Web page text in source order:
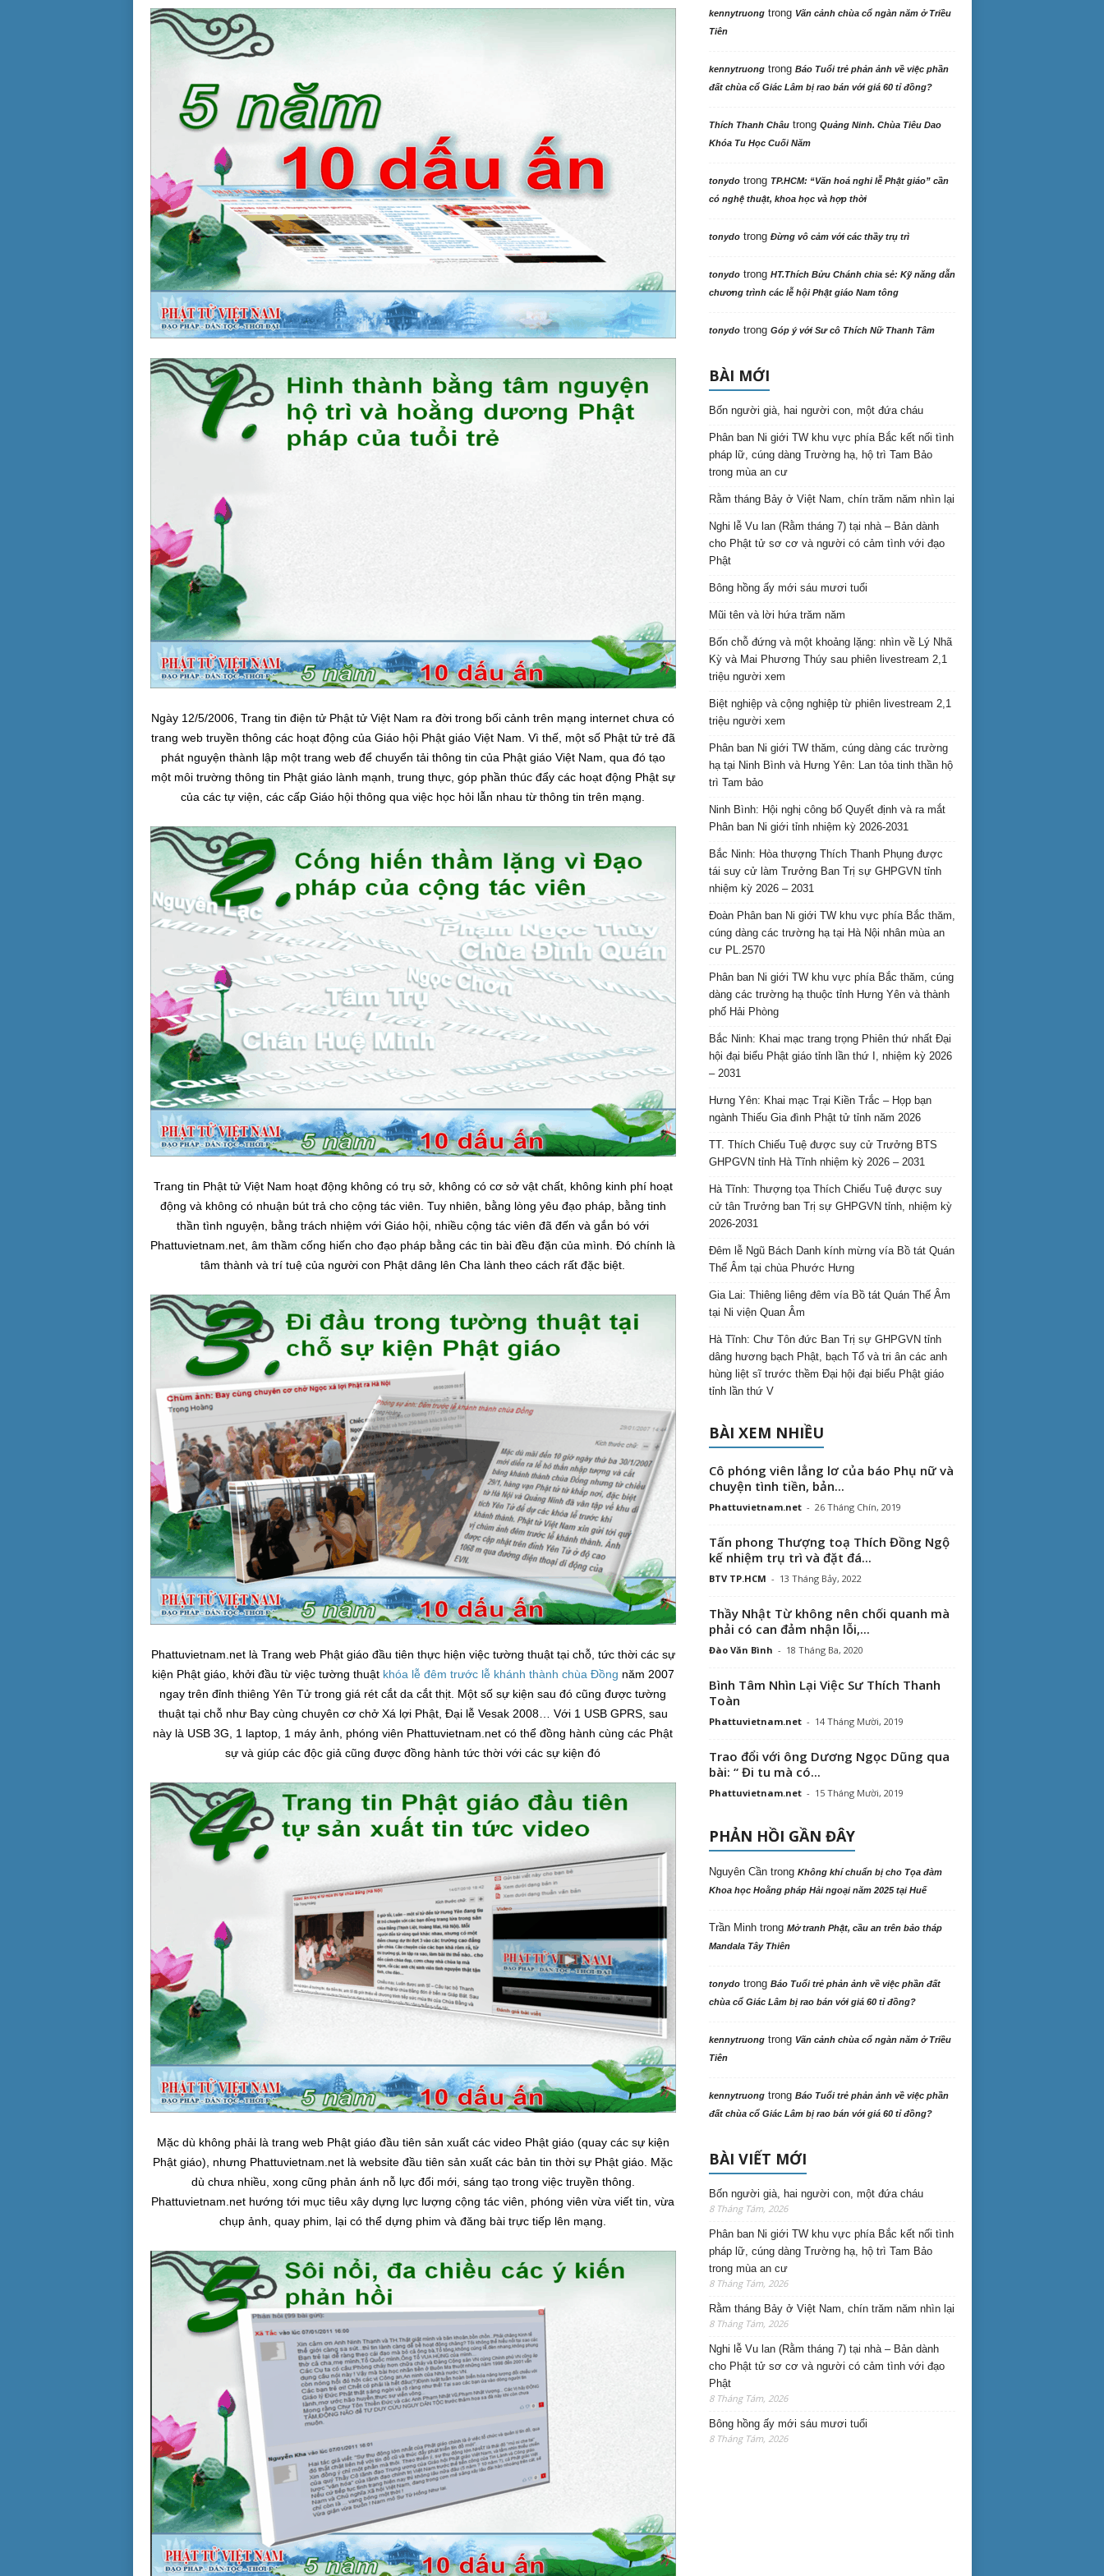
Ngày 12/5/2006, Trang tin điện tử Phật tử Việt Nam ra đời trong bối cảnh trên mạng internet chưa có
trang web truyền thông các hoạt động của Giáo hội Phật giáo Việt Nam. Vì thế, một số Phật tử trẻ đã
phát nguyện thành lập một trang web để chuyển tải thông tin của Phật giáo Việt Nam, qua đó tạo
một môi trường thông tin Phật giáo lành mạnh, trung thực, góp phần thúc đẩy các hoạt động Phật sự
của các tự viện, các cấp Giáo hội thông qua việc học hỏi lẫn nhau từ thông tin trên mạng.
Trang tin Phật tử Việt Nam hoạt động không có trụ sở, không có cơ sở vật chất, không kinh phí hoạt
động và không có nhuận bút trả cho cộng tác viên. Tuy nhiên, bằng lòng yêu đạo pháp, bằng tinh
thần tình nguyện, bằng trách nhiệm với Giáo hội, nhiều cộng tác viên đã đến và gắn bó với
Phattuvietnam.net, âm thầm cống hiến cho đạo pháp bằng các tin bài đều đặn của mình. Đó chính là
tâm thành và trí tuệ của người con Phật dâng lên Cha lành theo cách rất đặc biệt.
Phattuvietnam.net là Trang web Phật giáo đầu tiên thực hiện việc tường thuật tại chỗ, tức thời các sự
kiện Phật giáo, khởi đầu từ việc tường thuật khóa lễ đêm trước lễ khánh thành chùa Đồng năm 2007
ngay trên đỉnh thiêng Yên Tử trong giá rét cắt da cắt thịt. Một số sự kiện sau đó cũng được tường
thuật tại chỗ như Bay cùng chuyên cơ chở Xá lợi Phật, Đại lễ Vesak 2008… Với 1 USB GPRS, sau
này là USB 3G, 1 laptop, 1 máy ảnh, phóng viên Phattuvietnam.net có thể đồng hành cùng các Phật
sự và giúp các độc giả cũng được đồng hành tức thời với các sự kiện đó
Mặc dù không phải là trang web Phật giáo đầu tiên sản xuất các video Phật giáo (quay các sự kiện
Phật giáo), nhưng Phattuvietnam.net là website đầu tiên sản xuất các bản tin thời sự Phật giáo. Mặc
dù chưa nhiều, xong cũng phản ánh nỗ lực đổi mới, sáng tạo trong việc truyền thông.
Phattuvietnam.net hướng tới mục tiêu xây dựng lực lượng cộng tác viên, phóng viên vừa viết tin, vừa
chụp ảnh, quay phim, lại có thể dựng phim và đăng bài trực tiếp lên mạng.
kennytruongtrong Vãn cảnh chùa cổ ngàn năm ở Triều
Tiên
kennytruongtrong Báo Tuổi trẻ phản ảnh về việc phần
đất chùa cổ Giác Lâm bị rao bán với giá 60 tỉ đồng?
Thích Thanh Châutrong Quảng Ninh. Chùa Tiêu Dao
Khóa Tu Học Cuối Năm
tonydotrong TP.HCM: “Văn hoá nghi lễ Phật giáo” cần
có nghệ thuật, khoa học và hợp thời
tonydotrong Đừng vô cảm với các thầy trụ trì
tonydotrong HT.Thích Bửu Chánh chia sẻ: Kỹ năng dẫn
chương trình các lễ hội Phật giáo Nam tông
tonydotrong Góp ý với Sư cô Thích Nữ Thanh Tâm
BÀI MỚI
Bốn người già, hai người con, một đứa cháu
Phân ban Ni giới TW khu vực phía Bắc kết nối tình
pháp lữ, cúng dàng Trường hạ, hộ trì Tam Bảo
trong mùa an cư
Rằm tháng Bảy ở Việt Nam, chín trăm năm nhìn lại
Nghi lễ Vu lan (Rằm tháng 7) tại nhà – Bản dành
cho Phật tử sơ cơ và người có cảm tình với đạo
Phật
Bông hồng ấy mới sáu mươi tuổi
Mũi tên và lời hứa trăm năm
Bốn chỗ đứng và một khoảng lặng: nhìn về Lý Nhã
Kỳ và Mai Phương Thúy sau phiên livestream 2,1
triệu người xem
Biệt nghiệp và cộng nghiệp từ phiên livestream 2,1
triệu người xem
Phân ban Ni giới TW thăm, cúng dàng các trường
hạ tại Ninh Bình và Hưng Yên: Lan tỏa tinh thần hộ
trì Tam bảo
Ninh Bình: Hội nghị công bố Quyết định và ra mắt
Phân ban Ni giới tỉnh nhiệm kỳ 2026-2031
Bắc Ninh: Hòa thượng Thích Thanh Phụng được
tái suy cử làm Trưởng Ban Trị sự GHPGVN tỉnh
nhiệm kỳ 2026 – 2031
Đoàn Phân ban Ni giới TW khu vực phía Bắc thăm,
cúng dàng các trường hạ tại Hà Nội nhân mùa an
cư PL.2570
Phân ban Ni giới TW khu vực phía Bắc thăm, cúng
dàng các trường hạ thuộc tỉnh Hưng Yên và thành
phố Hải Phòng
Bắc Ninh: Khai mạc trang trọng Phiên thứ nhất Đại
hội đại biểu Phật giáo tỉnh lần thứ I, nhiệm kỳ 2026
– 2031
Hưng Yên: Khai mạc Trại Kiền Trắc – Họp bạn
ngành Thiếu Gia đình Phật tử tỉnh năm 2026
TT. Thích Chiếu Tuệ được suy cử Trưởng BTS
GHPGVN tỉnh Hà Tĩnh nhiệm kỳ 2026 – 2031
Hà Tĩnh: Thượng tọa Thích Chiếu Tuệ được suy
cử tân Trưởng ban Trị sự GHPGVN tỉnh, nhiệm kỳ
2026-2031
Đêm lễ Ngũ Bách Danh kính mừng vía Bồ tát Quán
Thế Âm tại chùa Phước Hưng
Gia Lai: Thiêng liêng đêm vía Bồ tát Quán Thế Âm
tại Ni viện Quan Âm
Hà Tĩnh: Chư Tôn đức Ban Trị sự GHPGVN tỉnh
dâng hương bạch Phật, bạch Tổ và tri ân các anh
hùng liệt sĩ trước thềm Đại hội đại biểu Phật giáo
tỉnh lần thứ V
BÀI XEM NHIỀU
Cô phóng viên lẳng lơ của báo Phụ nữ và
chuyện tình tiền, bản...
Phattuvietnam.net - 26 Tháng Chín, 2019
Tấn phong Thượng toạ Thích Đồng Ngộ
kế nhiệm trụ trì và đặt đá...
BTV TP.HCM - 13 Tháng Bảy, 2022
Thầy Nhật Từ không nên chối quanh mà
phải có can đảm nhận lỗi,...
Đào Văn Bình - 18 Tháng Ba, 2020
Bình Tâm Nhìn Lại Việc Sư Thích Thanh
Toàn
Phattuvietnam.net - 14 Tháng Mười, 2019
Trao đổi với ông Dương Ngọc Dũng qua
bài: “ Đi tu mà có...
Phattuvietnam.net - 15 Tháng Mười, 2019
PHẢN HỒI GẦN ĐÂY
Nguyên Cầntrong Không khí chuẩn bị cho Tọa đàm
Khoa học Hoằng pháp Hải ngoại năm 2025 tại Huế
Trần Minhtrong Mở tranh Phật, cầu an trên bảo tháp
Mandala Tây Thiên
tonydotrong Báo Tuổi trẻ phản ảnh về việc phần đất
chùa cổ Giác Lâm bị rao bán với giá 60 tỉ đồng?
kennytruongtrong Vãn cảnh chùa cổ ngàn năm ở Triều
Tiên
kennytruongtrong Báo Tuổi trẻ phản ảnh về việc phần
đất chùa cổ Giác Lâm bị rao bán với giá 60 tỉ đồng?
BÀI VIẾT MỚI
Bốn người già, hai người con, một đứa cháu
8 Tháng Tám, 2026
Phân ban Ni giới TW khu vực phía Bắc kết nối tình
pháp lữ, cúng dàng Trường hạ, hộ trì Tam Bảo
trong mùa an cư
8 Tháng Tám, 2026
Rằm tháng Bảy ở Việt Nam, chín trăm năm nhìn lại
8 Tháng Tám, 2026
Nghi lễ Vu lan (Rằm tháng 7) tại nhà – Bản dành
cho Phật tử sơ cơ và người có cảm tình với đạo
Phật
8 Tháng Tám, 2026
Bông hồng ấy mới sáu mươi tuổi
8 Tháng Tám, 2026